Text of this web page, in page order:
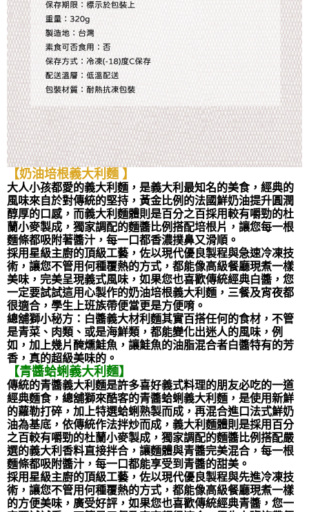
【奶油培根義大利麵 】
大人小孩都愛的義大利麵，是義大利最知名的美食，經典的
風味來自於對傳統的堅持，黃金比例的法國鮮奶油提升圓潤
醇厚的口感，而義大利麵體則是百分之百採用較有嚼勁的杜
蘭小麥製成，獨家調配的麵醬比例搭配培根片，讓您每一根
麵條都吸附著醬汁，每一口都香濃撲鼻又滑順。
採用星級主廚的頂級工藝，佐以現代優良製程與急速冷凍技
術，讓您不管用何種覆熱的方式，都能像高級餐廳現煮一樣
美味，完美呈現義式風味，如果您也喜歡傳統經典白醬，您
一定要試試這用心製作的奶油培根義大利麵，三餐及宵夜都
很適合，學生上班族帶便當更是方便唷。
總舖獅小秘方：白醬義大材利麵其實百搭任何的食材，不管
是青菜、肉類、或是海鮮類，都能變化出迷人的風味，例
如，加上幾片醃燻鮭魚，讓鮭魚的油脂混合者白醬特有的芳
香，真的超級美味的。
【青醬蛤蜊義大利麵】
傳統的青醬義大利麵是許多喜好義式料理的朋友必吃的一道
經典麵食，總舖獅來酷客的青醬蛤蜊義大利麵，是使用新鮮
的蘿勒打碎，加上特選蛤蜊熟製而成，再混合進口法式鮮奶
油為基底，依傳統作法拌炒而成，義大利麵體則是採用百分
之百較有嚼勁的杜蘭小麥製成，獨家調配的麵醬比例搭配嚴
選的義大利香料直接拌合，讓麵體與青醬完美混合，每一根
麵條都吸附醬汁，每一口都能享受到青醬的甜美。
採用星級主廚的頂級工藝，佐以現代優良製程與先進冷凍技
術，讓您不管用何種覆熱的方式，都能像高級餐廳現煮一樣
的方便美味，廣受好評，如果您也喜歡傳統經典青醬，您一